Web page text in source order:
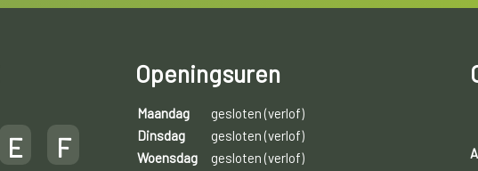
E
F
Openingsuren
Maandag
gesloten (verlof)
Dinsdag
gesloten (verlof)
Woensdag
gesloten (verlof)